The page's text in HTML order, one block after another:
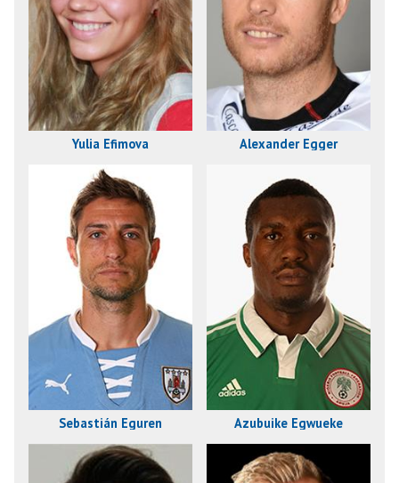
Yulia Efimova Alexander Egger
Sebastián Eguren Azubuike Egwueke